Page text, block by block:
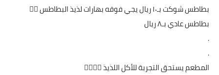
بطاطس شوكت بـ١٠ ريال يجي فوقه بهارات لذيذ البطاطس 👌🏻
بطاطس عادي بـ٨ ريال
.
.
المطعم يستحق التجربة للأكل اللذيذ 👍🏻👍🏻